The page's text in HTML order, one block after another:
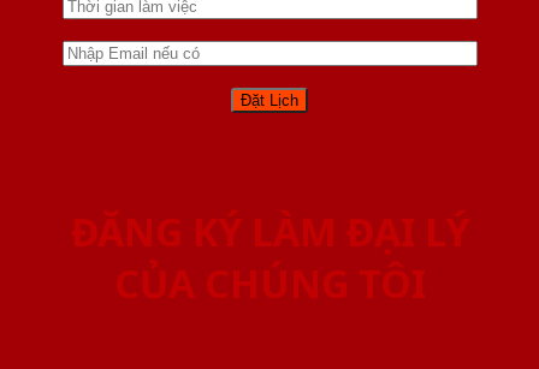
ĐĂNG KÝ LÀM ĐẠI LÝ
CỦA CHÚNG TÔI